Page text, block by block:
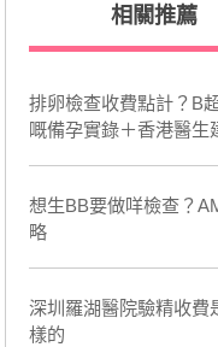
相關推薦
排卵檢查收費點計？B
嘅備孕實錄＋香港醫生
想生BB要做咩檢查？
略
深圳羅湖醫院驗精收費
樣的